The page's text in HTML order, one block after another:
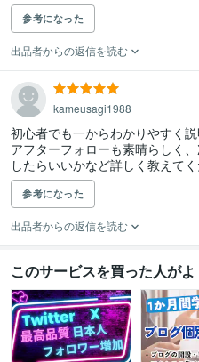
参考になった
出品者からの返信を読む
kameusagi1988
初心者でも一からわかりやすく説
アフターフォローも素晴らしく
したらいいかなど詳しく教えてく
参考になった
出品者からの返信を読む
このサービスを買った人が